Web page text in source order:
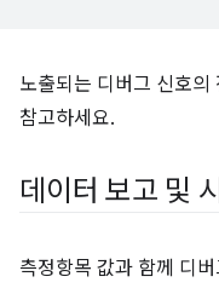
노출되는 디버그 신호의
참고하세요.
데이터 보고 및
측정항목 값과 함께 디